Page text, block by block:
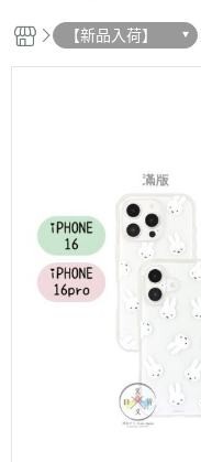
【新品入荷】